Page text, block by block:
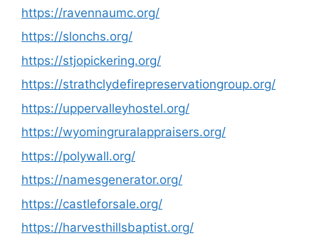
https://ravennaumc.org/
https://slonchs.org/
https://stjopickering.org/
https://strathclydefirepreservationgroup.org/
https://uppervalleyhostel.org/
https://wyomingruralappraisers.org/
https://polywall.org/
https://namesgenerator.org/
https://castleforsale.org/
https://harvesthillsbaptist.org/